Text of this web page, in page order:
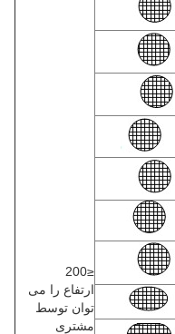
≤200
ارتفاع را می
توان توسط
مشتری